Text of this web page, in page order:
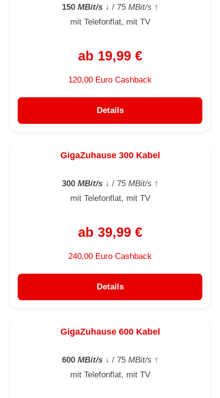
150MBit/s↓ / 75MBit/s ↑
mit Telefonflat, mit TV
ab 19,99 €
120,00 Euro Cashback
Details
GigaZuhause 300 Kabel
300MBit/s↓ / 75MBit/s ↑
mit Telefonflat, mit TV
ab 39,99 €
240,00 Euro Cashback
Details
GigaZuhause 600 Kabel
600MBit/s↓ / 75MBit/s ↑
mit Telefonflat, mit TV